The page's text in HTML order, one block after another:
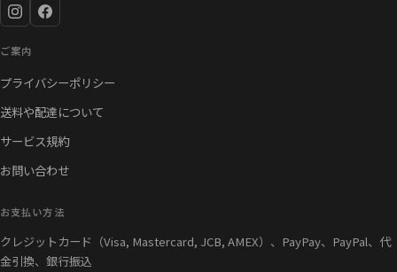
ご案内
プライバシーポリシー
送料や配達について
サービス規約
お問い合わせ
お支払い方法
クレジットカード（Visa, Mastercard, JCB, AMEX）、PayPay、PayPal、代
金引換、銀行振込